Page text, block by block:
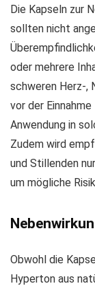
Die Kapseln zur
sollten nicht
oder mehrere
schweren Herz-,
vor der
Anwendung in
Zudem wird
und Stillenden
um mögliche
Obwohl die
Hyperton aus